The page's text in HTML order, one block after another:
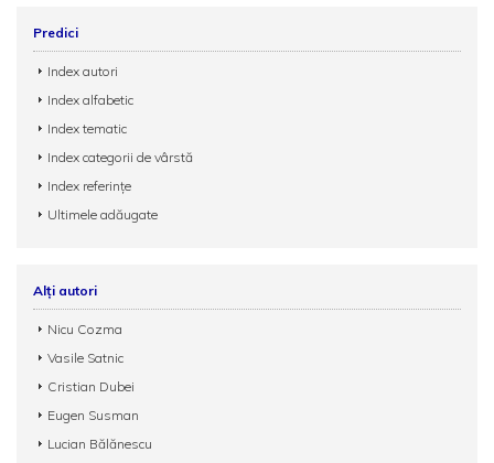
Predici
Index autori
Index alfabetic
Index tematic
Index categorii de vârstă
Index referințe
Ultimele adăugate
Alți autori
Nicu Cozma
Vasile Satnic
Cristian Dubei
Eugen Susman
Lucian Bălănescu